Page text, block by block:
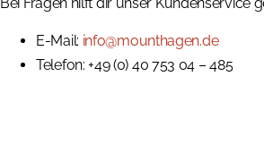
E-Mail: info@mounthagen.de
Telefon: +49 (0) 40 753 04 – 485